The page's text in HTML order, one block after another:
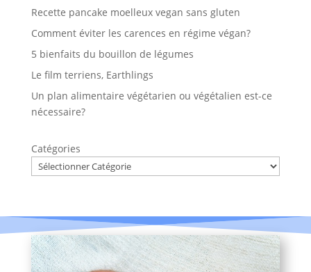
Recette pancake moelleux vegan sans gluten
Comment éviter les carences en régime végan?
5 bienfaits du bouillon de légumes
Le film terriens, Earthlings
Un plan alimentaire végétarien ou végétalien est-ce
nécessaire?
Catégories